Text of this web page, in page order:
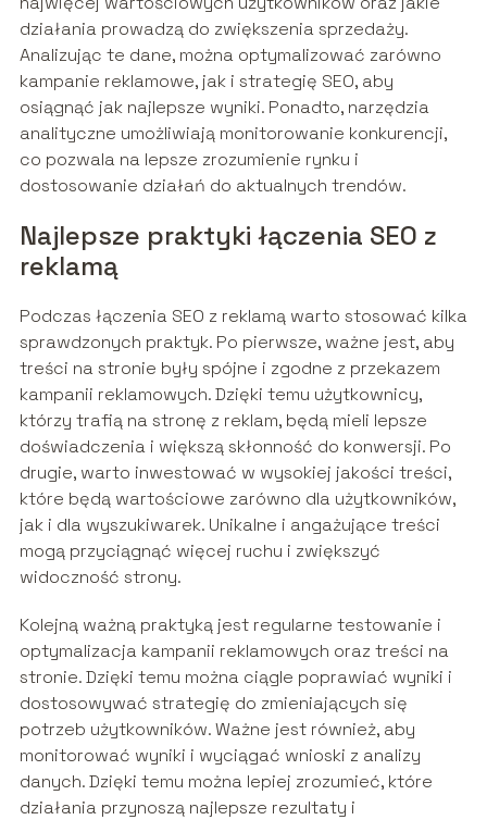
działania prowadzą do zwiększenia sprzedaży.
Analizując te dane, można optymalizować zarówno
kampanie reklamowe, jak i strategię SEO, aby
osiągnąć jak najlepsze wyniki. Ponadto, narzędzia
analityczne umożliwiają monitorowanie konkurencji,
co pozwala na lepsze zrozumienie rynku i
dostosowanie działań do aktualnych trendów.
Najlepsze praktyki łączenia SEO z
reklamą
Podczas łączenia SEO z reklamą warto stosować kilka
sprawdzonych praktyk. Po pierwsze, ważne jest, aby
treści na stronie były spójne i zgodne z przekazem
kampanii reklamowych. Dzięki temu użytkownicy,
którzy trafią na stronę z reklam, będą mieli lepsze
doświadczenia i większą skłonność do konwersji. Po
drugie, warto inwestować w wysokiej jakości treści,
które będą wartościowe zarówno dla użytkowników,
jak i dla wyszukiwarek. Unikalne i angażujące treści
mogą przyciągnąć więcej ruchu i zwiększyć
widoczność strony.
Kolejną ważną praktyką jest regularne testowanie i
optymalizacja kampanii reklamowych oraz treści na
stronie. Dzięki temu można ciągle poprawiać wyniki i
dostosowywać strategię do zmieniających się
potrzeb użytkowników. Ważne jest również, aby
monitorować wyniki i wyciągać wnioski z analizy
danych. Dzięki temu można lepiej zrozumieć, które
działania przynoszą najlepsze rezultaty i